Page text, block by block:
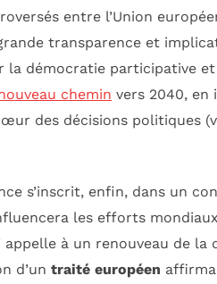
entre l’Union
transparence et
la démocratie participative
chemin vers 2040,
des décisions politiques
s’inscrit, enfin, dans un
les efforts
appelle à un renouveau de
d’un traité européen